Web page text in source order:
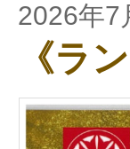
2026年7
《ラ